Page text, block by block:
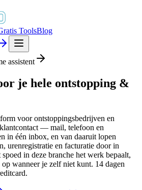
ToolsBlog
assistent
je hele ontstopping &
voor ontstoppingsbedrijven en
— mail, telefoon en
in één inbox, en van daaruit lopen
urenregistratie en facturatie door in
in deze branche het werk bepaalt,
wanneer je zelf niet kunt. 14 dagen